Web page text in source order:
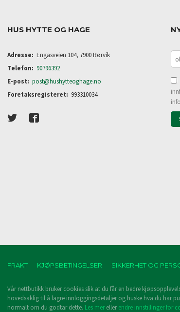
HUS HYTTE OG HAGE
Adresse: Engasveien 104, 7900 Rørvik
Telefon: 90796392
E-post: post@hushytteoghage.no
Foretaksregisteret: 993310034
FRAKT KJØPSBETINGELSER SIKKERHET OG
Vår nettbutikk bruker cookies slik at du får en bedre
hovedsaklig til å lagre innloggingsdetaljer og huske hva du har
normalt om du godtar dette. Les merellerendre innstillinger for